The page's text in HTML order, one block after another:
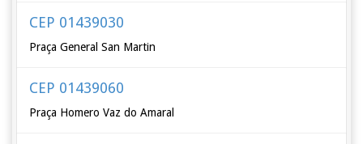
CEP 01439030
Praça General San Martin
CEP 01439060
Praça Homero Vaz do Amaral